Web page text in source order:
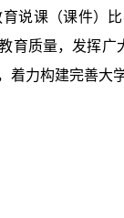
说课（课件）
育质量，发挥
着力构建完善大